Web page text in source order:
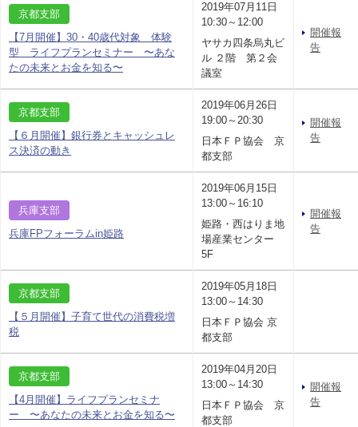
京都支部
【7月開催】30・40歳代対象 体験
型 ライフプランセミナー 〜あな
たの未来とお金を知る〜
2019年07月11日
10:30～12:00
ヤサカ四条烏丸ビ
ル ２階 第２会
議室
開催報
告
京都支部
【６月開催】銀行券とキャッシュレ
ス決済の動き
2019年06月26日
19:00～20:30
日本ＦＰ協会 京
都支部
開催報
告
兵庫支部
兵庫FPフォーラムin姫路
2019年06月15日
13:00～16:10
姫路・西はりま地
場産業センター
5F
開催報
告
京都支部
【５月開催】子育て世代の消費税増
税
2019年05月18日
13:00～14:30
日本ＦＰ協会 京
都支部
京都支部
【4月開催】ライフプランセミナ
ー 〜あなたの未来とお金を知る〜
2019年04月20日
13:00～14:30
日本ＦＰ協会 京
都支部
開催報
告